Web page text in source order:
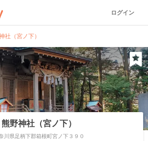
ログイン
社（宮ノ下）
熊野神社（宮ノ下）
川県足柄下郡箱根町宮ノ下３９０